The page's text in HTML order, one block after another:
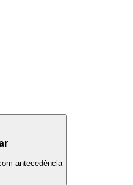
antecedência